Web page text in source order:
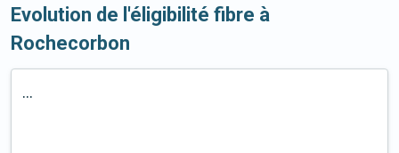
Evolution de l'éligibilité fibre à
Rochecorbon
...